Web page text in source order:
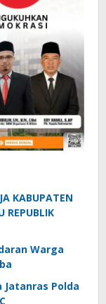
KABUPATEN
REPUBLIK
Warga
Polda